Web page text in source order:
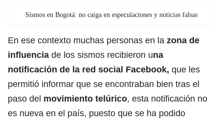
Sismos en Bogotá: no caiga en especulaciones y noticias falsas
En ese contexto muchas personas en la zona de
influencia de los sismos recibieron una
notificación de la red social Facebook, que les
permitió informar que se encontraban bien tras el
paso del movimiento telúrico, esta notificación no
es nueva en el país, puesto que se ha podido